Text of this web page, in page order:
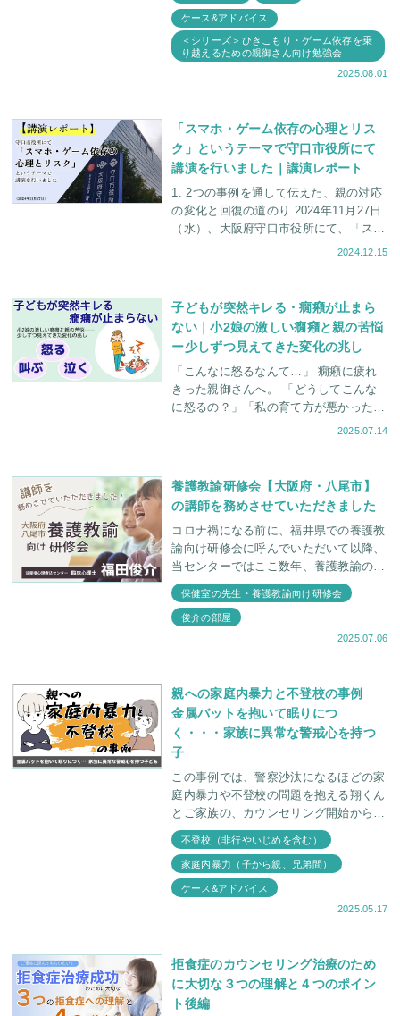
回は6月30日に「スマホ・ゲーム依存治
療説明会」が
ケース&アドバイス
＜シリーズ＞ひきこもり・ゲーム依存を乗
り越えるための親御さん向け勉強会
2025.08.01
「スマホ・ゲーム依存の心理とリス
ク」というテーマで守口市役所にて
講演を行いました｜講演レポート
1. 2つの事例を通して伝えた、親の対応
の変化と回復の道のり 2024年11月27日
（水）、大阪府守口市役所にて、「スマ
ホ依存・ゲーム依存 その心理とリス
2024.12.15
子どもが突然キレる・癇癪が止まら
ない｜小2娘の激しい癇癪と親の苦悩
ー少しずつ見えてきた変化の兆し
「こんなに怒るなんて…」 癇癪に疲れ
きった親御さんへ。 「どうしてこんな
に怒るの？」「私の育て方が悪かったの
2025.07.14
養護教諭研修会【大阪府・八尾市】
の講師を務めさせていただきました
コロナ禍になる前に、福井県での養護教
諭向け研修会に呼んでいただいて以降、
当センターではここ数年、養護教諭の先
生方向けの研修に力を入れております。
今回は、大阪府八尾市でおこなわれた養
護教諭研修会
保健室の先生・養護教諭向け研修会
俊介の部屋
2025.07.06
親への家庭内暴力と不登校の事例
金属バットを抱いて眠りにつ
く・・・家族に異常な警戒心を持つ
子
この事例では、警察沙汰になるほどの家
庭内暴力や不登校の問題を抱える翔くん
とご家族の、カウンセリング開始から終
了までの経過を記しています。 カウン
セリングの経過で注目していただきたい
のは、 少し
不登校（非行やいじめを含む）
家庭内暴力（子から親、兄弟間）
ケース&アドバイス
2025.05.17
拒食症のカウンセリング治療のため
に大切な３つの理解と４つのポイン
ト後編